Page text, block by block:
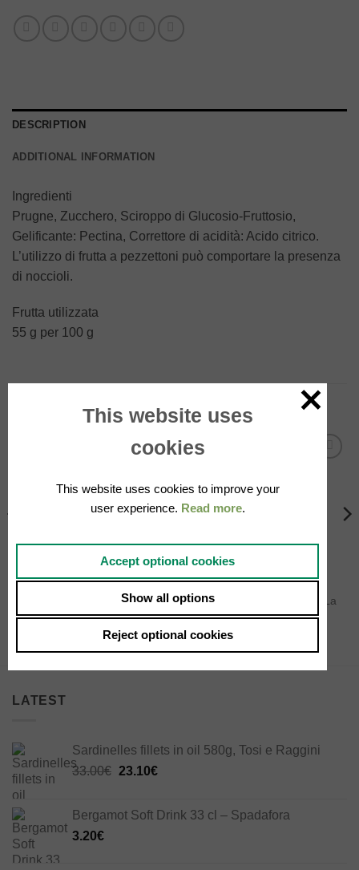
DESCRIPTION
ADDITIONAL INFORMATION
Ingredienti
Prugne, Zucchero, Sciroppo di Glucosio-Fruttosio,
Gelificante: Pectina, Correttore di acidità: Acido citrico.
L’utilizzo di frutta a pezzettoni può comportare la presenza
di noccioli.
Frutta utilizzata
55 g per 100 g
chestnuts jam 350g, Santa
Rosa
Organic orange jam 230g, La
Madre Terra
€
LATEST
Sardinelles fillets in oil 580g, Tosi e Raggini
33.00€ Original
33.00€.
23.10€Current
23.10€.
Bergamot Soft Drink 33 cl – Spadafora
3.20€
This website uses
cookies
This website uses cookies to improve your
user experience. Read more.
Accept optional cookies
Show all options
Reject optional cookies